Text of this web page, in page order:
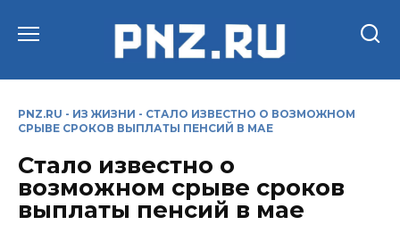
PNZ.RU - ИЗ ЖИЗНИ - СТАЛО ИЗВЕСТНО О ВОЗМОЖНОМ
СРЫВЕ СРОКОВ ВЫПЛАТЫ ПЕНСИЙ В МАЕ
Стало известно о
возможном срыве сроков
выплаты пенсий в мае